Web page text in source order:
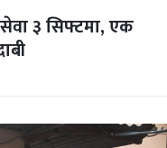
३ सिफ्टमा, एक